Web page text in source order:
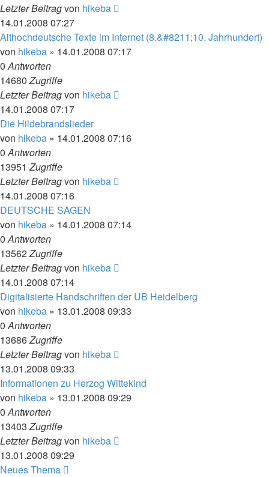
Letzter Beitragvon hikeba
14.01.2008 07:27
Althochdeutsche Texte im Internet (8.&#8211;10. Jahrhundert)
von hikeba » 14.01.2008 07:17
0Antworten
14680Zugriffe
Letzter Beitragvon hikeba
14.01.2008 07:17
Die Hildebrandslieder
von hikeba » 14.01.2008 07:16
0Antworten
13951Zugriffe
Letzter Beitragvon hikeba
14.01.2008 07:16
DEUTSCHE SAGEN
von hikeba » 14.01.2008 07:14
0Antworten
13562Zugriffe
Letzter Beitragvon hikeba
14.01.2008 07:14
Digitalisierte Handschriften der UB Heidelberg
von hikeba » 13.01.2008 09:33
0Antworten
13686Zugriffe
Letzter Beitragvon hikeba
13.01.2008 09:33
Informationen zu Herzog Wittekind
von hikeba » 13.01.2008 09:29
0Antworten
13403Zugriffe
Letzter Beitragvon hikeba
13.01.2008 09:29
Neues Thema